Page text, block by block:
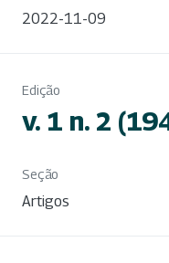
2022-11-09
Edição
v. 1 n. 2
Seção
Artigos